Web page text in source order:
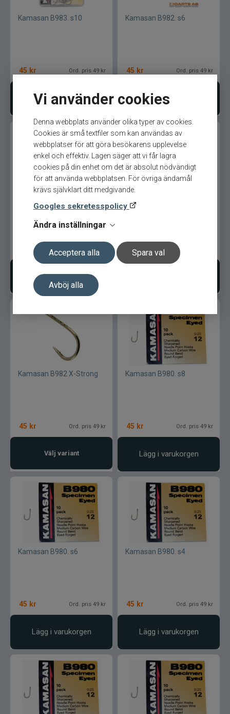
Vi använder cookies
Denna webbplats använder olika typer av cookies.
Cookies är små textfiler som kan användas av
webbplatser för att göra besökarens upplevelse
enkel och effektiv. Lagen säger att vi får lagra
cookies på din enhet om det är absolut nödvändigt
för att använda webbplatsen. För övriga ändamål
krävs självklart ditt medgivande.
Googles sekretesspolicy
Ändra inställningar
Acceptera alla Spara val
Avböj alla
Kamasan B983. s10
45 kr Ord. pris 49 kr
Lägg i varukorgen
Kamasan B982. s6
45 kr Ord. pris 49 kr
Lägg i varukorgen
Kamasan B982. s4
kr Ord. pris 49 kr
Lägg i varukorgen
45 Ord. pris 49 kr
Kamasan B982 X-Strong
45 kr Ord. pris 49 kr
Välj variant
Kamasan B980. s8
45 kr Ord. pris 49 kr
Lägg i varukorgen
Kamasan B980. s6
45 kr Ord. pris 49 kr
Lägg i varukorgen
Kamasan B980. s4
45 kr Ord. pris 49 kr
Lägg i varukorgen